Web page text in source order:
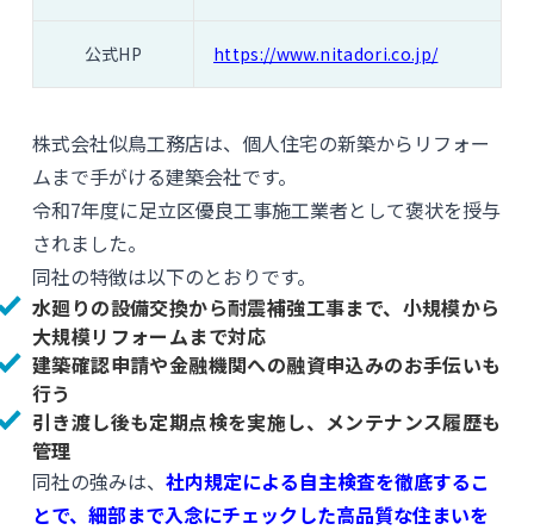
公式HP https://www.nitadori.co.jp/
株式会社似鳥工務店は、個人住宅の新築からリフォー
ムまで手がける建築会社です。
令和7年度に足立区優良工事施工業者として褒状を授与
されました。
同社の特徴は以下のとおりです。
水廻りの設備交換から耐震補強工事まで、小規模から
大規模リフォームまで対応
建築確認申請や金融機関への融資申込みのお手伝いも
行う
引き渡し後も定期点検を実施し、メンテナンス履歴も
管理
同社の強みは、 社内規定による自主検査を徹底するこ
とで、細部まで入念にチェックした高品質な住まいを